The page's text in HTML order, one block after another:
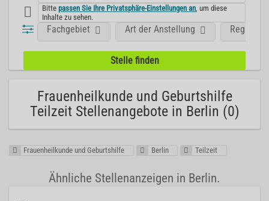
Bittepassen Sie Ihre Privatsphäre-Einstellungen an , um diese
Inhalte zu sehen.
Fachgebiet Art der Anstellung Region
Frauenheilkunde und Geburtshilfe
Teilzeit Stellenangebote in Berlin (0)
Frauenheilkunde und Geburtshilfe Berlin Teilzeit
Ähnliche Stellenanzeigen in Berlin.